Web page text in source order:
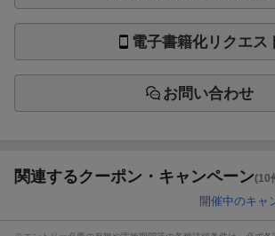
電子書籍化リクエス
お問い合わせ
関連するクーポン・キャンペーン(10
開催中のキャ